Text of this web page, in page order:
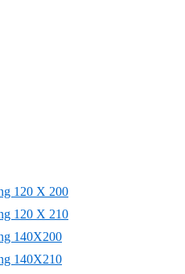
120 X 200
120 X 210
140X200
140X210